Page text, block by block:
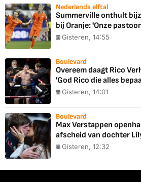
Nederlands elftal
Summerville onthult
bij Oranje: 'Onze
Gisteren, 14:55
Boulevard
Overeem daagt Rico
'God Rico die alles
Gisteren, 14:01
Boulevard
Max Verstappen
afscheid van dochter
Gisteren, 12:32